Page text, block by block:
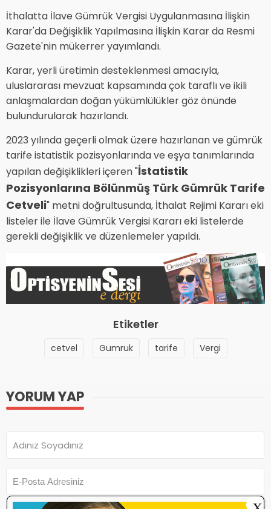
İthalatta İlave Gümrük Vergisi Uygulanmasına İlişkin
Karar'da Değişiklik Yapılmasına İlişkin Karar da Resmi
Gazete'nin mükerrer yayımlandı.
Karar, yerli üretimin desteklenmesi amacıyla,
uluslararası mevzuat kapsamında çok taraflı ve ikili
anlaşmalardan doğan yükümlülükler göz önünde
bulundurularak hazırlandı.
2023 yılında geçerli olmak üzere hazırlanan ve gümrük
tarife istatistik pozisyonlarında ve eşya tanımlarında
yapılan değişiklikleri içeren "İstatistik
Pozisyonlarına Bölünmüş Türk Gümrük Tarife
Cetveli" metni doğrultusunda, İthalat Rejimi Kararı eki
listeler ile İlave Gümrük Vergisi Kararı eki listelerde
gerekli değişiklik ve düzenlemeler yapıldı.
Etiketler
cetvel Gumruk tarife Vergi
YORUM YAP